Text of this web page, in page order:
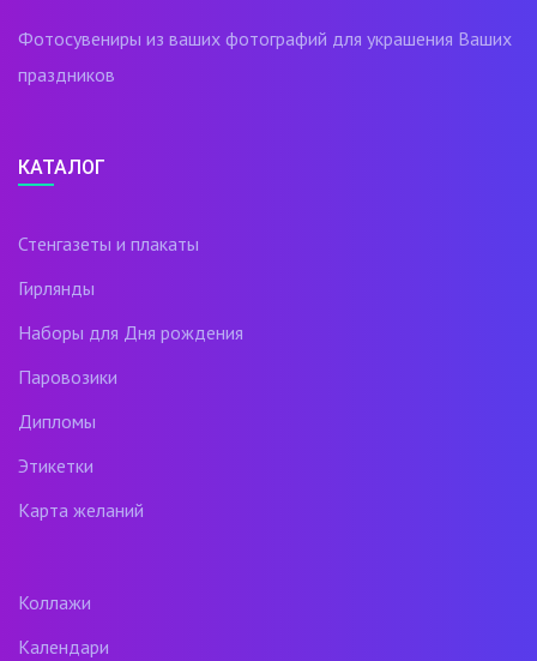
Фотосувениры из ваших фотографий для украшения Ваших
праздников
КАТАЛОГ
Стенгазеты и плакаты
Гирлянды
Наборы для Дня рождения
Паровозики
Дипломы
Этикетки
Карта желаний
Коллажи
Календари